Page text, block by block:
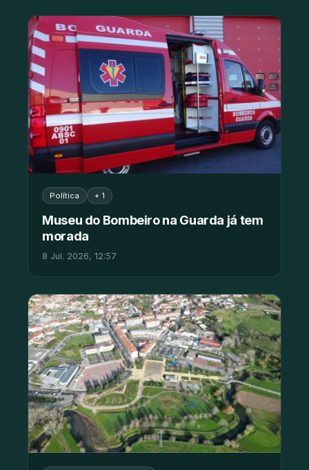
Política + 1
Museu do Bombeiro na Guarda já tem
morada
8 Jul. 2026, 12:57